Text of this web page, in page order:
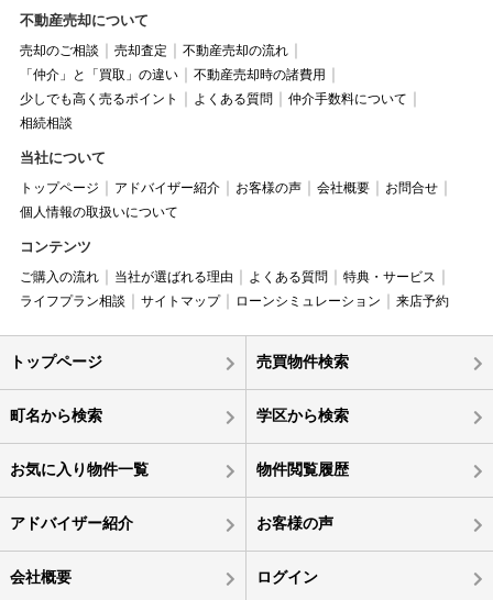
不動産売却について
売却のご相談 売却査定
不動産売却の流れ
「仲介」と「買取」の違い
不動産売却時の諸費用
少しでも高く売るポイント
よくある質問
仲介手数料について
相続相談
当社について
トップページ アドバイザー紹介 お客様の声 会社概要
お問合せ
個人情報の取扱いについて
コンテンツ
ご購入の流れ 当社が選ばれる理由 よくある質問
特典・サービス
ライフプラン相談
サイトマップ ローンシミュレーション 来店予約
トップページ 売買物件検索
町名から検索 学区から検索
お気に入り物件一覧 物件閲覧履歴
アドバイザー紹介 お客様の声
会社概要 ログイン